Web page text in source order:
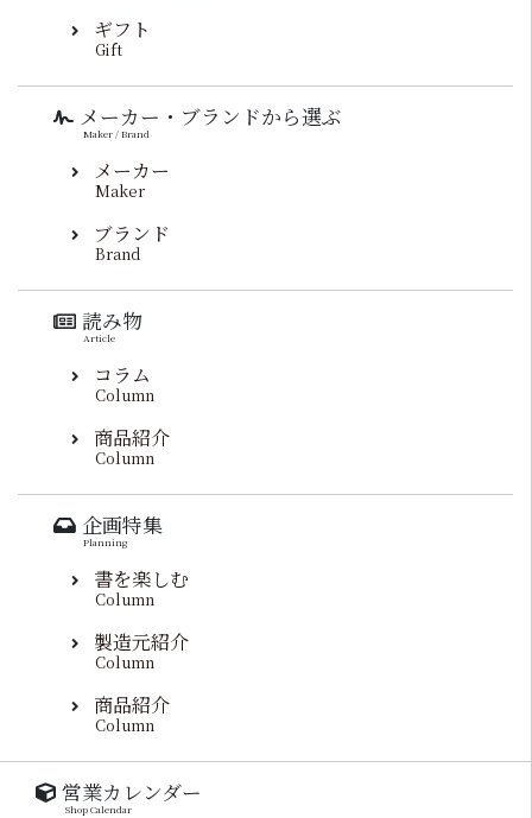
ギフト
Gift
メーカー・ブランドから選ぶ
Maker / Brand
メーカー
Maker
ブランド
Brand
読み物
Article
コラム
Column
商品紹介
Column
企画特集
Planning
書を楽しむ
Column
製造元紹介
Column
商品紹介
Column
営業カレンダー
Shop Calendar